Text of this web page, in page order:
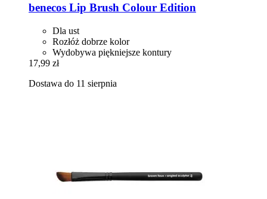
benecos Lip Brush Colour Edition
Dla ust
Rozłóż dobrze kolor
Wydobywa piękniejsze kontury
17,99 zł
Dostawa do 11 sierpnia